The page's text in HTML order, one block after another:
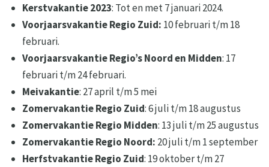
Kerstvakantie 2023: Tot en met 7 januari 2024.
Voorjaarsvakantie Regio Zuid: 10 februari t/m 18
februari.
Voorjaarsvakantie Regio’s Noord en Midden: 17
februari t/m 24 februari.
Meivakantie: 27 april t/m 5 mei
Zomervakantie Regio Zuid: 6 juli t/m 18 augustus
Zomervakantie Regio Midden: 13 juli t/m 25 augustus
Zomervakantie Regio Noord: 20 juli t/m 1 september
Herfstvakantie Regio Zuid: 19 oktober t/m 27